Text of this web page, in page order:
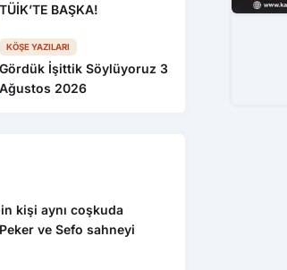
TÜİK’TE BAŞKA!
KÖŞE YAZILARI
Gördük İşittik Söylüyoruz 3
Ağustos 2026
kişi aynı coşkuda
ve Sefo sahneyi